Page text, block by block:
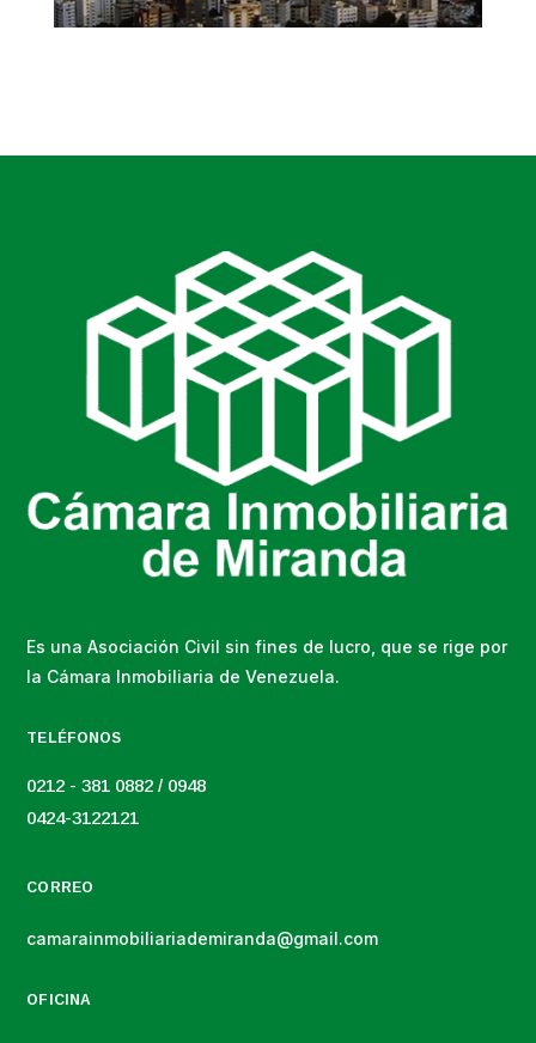
Es una Asociación Civil sin fines de lucro, que se rige por
la Cámara Inmobiliaria de Venezuela.
TELÉFONOS
0212 - 381 0882 / 0948
0424-3122121
CORREO
camarainmobiliariademiranda@gmail.com
OFICINA